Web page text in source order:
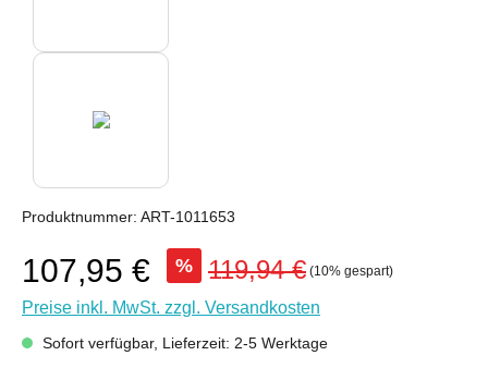
Produktnummer: ART-1011653
107,95 € % 119,94 € (10% gespart)
Preise inkl. MwSt. zzgl. Versandkosten
Sofort verfügbar, Lieferzeit: 2-5 Werktage